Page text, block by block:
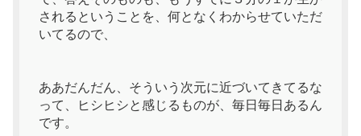
されるということを、何となくわからせていただ
いてるので、
ああだんだん、そういう次元に近づいてきてるな
って、ヒシヒシと感じるものが、毎日毎日あるん
です。